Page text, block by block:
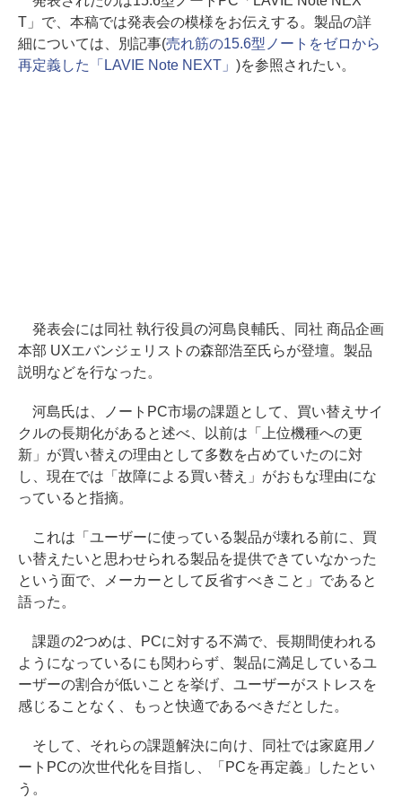
T」で、本稿では発表会の模様をお伝えする。製品の詳
細については、別記事(売れ筋の15.6型ノートをゼロから
再定義した「LAVIE Note NEXT」 )を参照されたい。
発表会には同社 執行役員の河島良輔氏、同社 商品企画
本部 UXエバンジェリストの森部浩至氏らが登壇。製品
説明などを行なった。
河島氏は、ノートPC市場の課題として、買い替えサイ
クルの長期化があると述べ、以前は「上位機種への更
新」が買い替えの理由として多数を占めていたのに対
し、現在では「故障による買い替え」がおもな理由にな
っていると指摘。
これは「ユーザーに使っている製品が壊れる前に、買
い替えたいと思わせられる製品を提供できていなかった
という面で、メーカーとして反省すべきこと」であると
語った。
課題の2つめは、PCに対する不満で、長期間使われる
ようになっているにも関わらず、製品に満足しているユ
ーザーの割合が低いことを挙げ、ユーザーがストレスを
感じることなく、もっと快適であるべきだとした。
そして、それらの課題解決に向け、同社では家庭用ノ
ートPCの次世代化を目指し、「PCを再定義」したとい
う。